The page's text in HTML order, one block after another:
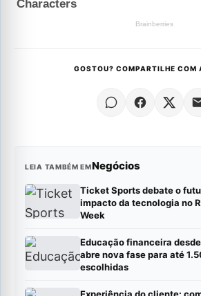
GOSTOU? COMPARTILHE COM
LEIA TAMBÉM EMNegócios
Ticket Sports debate o
impacto da tecnologia no
Week
Educação financeira
abre nova fase para até
escolhidas
Experiência do cliente: